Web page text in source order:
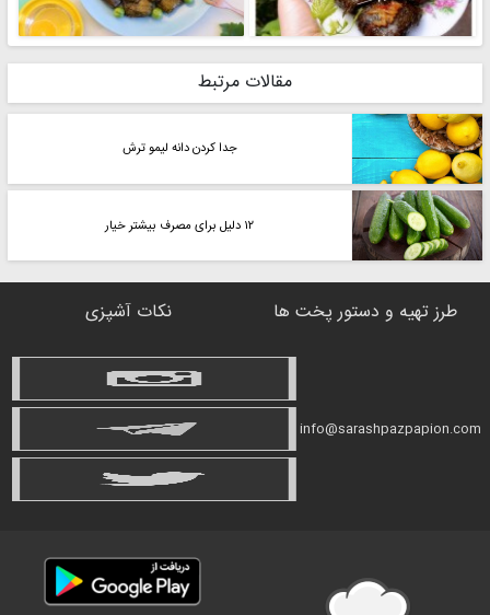
مقالات مرتبط
جدا کردن دانه لیمو ترش
۱۲ دلیل برای مصرف بیشتر خیار
طرز تهیه و دستور پخت ها نکات آشپزی
info@sarashpazpapion.com